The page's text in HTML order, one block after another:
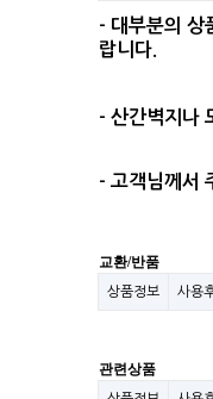
- 대부분의 상
랍니다.
- 산간벽지나
- 고객님께서
교환/반품
상품정보 사용
관련상품